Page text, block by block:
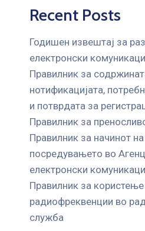
Recent Posts
Годишен извештај за
електронски
Правилник за
нотификацијата,
и потврдата за
Правилник за
Правилник за начинот
посредувањето во
електронски
Правилник за користење
радиофреквенции во
служба